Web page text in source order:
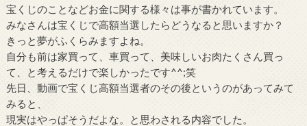
宝くじのことなどお金に関する様々は事が書かれています。
みなさんは宝くじで高額当選したらどうなると思いますか？
きっと夢がふくらみますよね。
自分も前は家買って、車買って、美味しいお肉たくさん買っ
て、と考えるだけで楽しかったです^^;笑
先日、動画で宝くじ高額当選者のその後というのがあってみて
みると、
現実はやっぱそうだよな。と思わされる内容でした。